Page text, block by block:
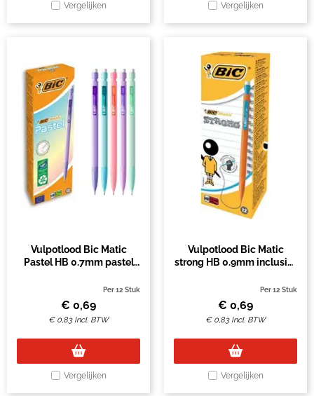
Vergelijken Vergelijken
Vulpotlood Bic Matic
Pastel HB 0.7mm pastel
Per 12 Stuk
€ 0,69
€ 0,83 Incl. BTW
Vergelijken
Vulpotlood Bic Matic
strong HB 0.9mm inclusief
Per 12 Stuk
€ 0,69
€ 0,83 Incl. BTW
Vergelijken